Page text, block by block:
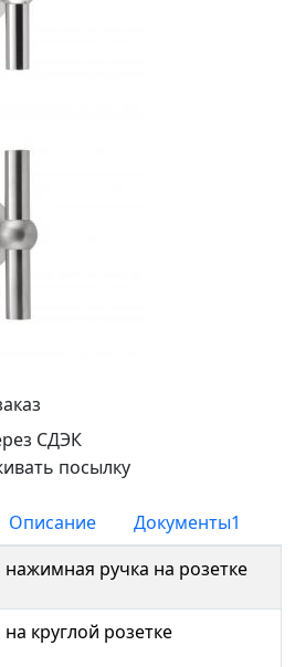
СДЭК
посылку
Описание Документы1
нажимная ручка на розетке
на круглой розетке